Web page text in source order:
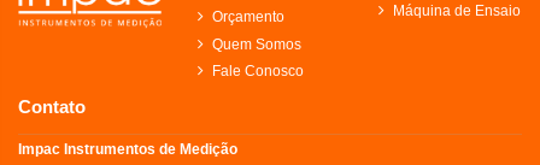
Orçamento
Quem Somos
Fale Conosco
Máquina de Ensaio
Contato
Impac Instrumentos de Medição